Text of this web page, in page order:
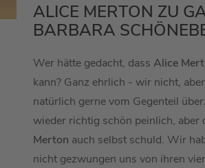
ALICE MERTON ZU
BARBARA
Wer hätte gedacht, dass Alice
kann? Ganz ehrlich - wir nicht,
natürlich gerne vom Gegenteil
wieder richtig schön peinlich, aber
Merton auch selbst schuld. Wir
nicht gezwungen uns von ihren